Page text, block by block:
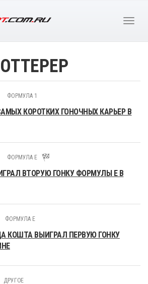
ФОРМУЛА 1
КОРОТКИХ ГОНОЧНЫХ КАРЬЕР В
ФОРМУЛА E
ВТОРУЮ ГОНКУ ФОРМУЛЫ E В
ФОРМУЛА E
КОШТА ВЫИГРАЛ ПЕРВУЮ ГОНКУ
ДРУГОЕ